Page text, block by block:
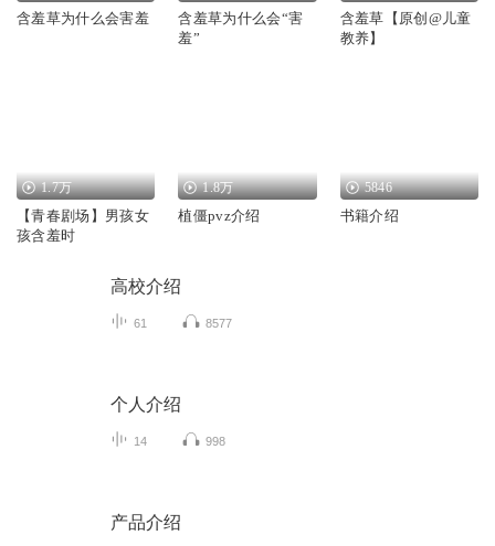
含羞草为什么会害羞
含羞草为什么会“害
羞”
含羞草【原创@儿童
教养】
1.7万
【青春剧场】男孩女
孩含羞时
1.8万
植僵pvz介绍
5846
书籍介绍
高校介绍
61 8577
个人介绍
14 998
产品介绍